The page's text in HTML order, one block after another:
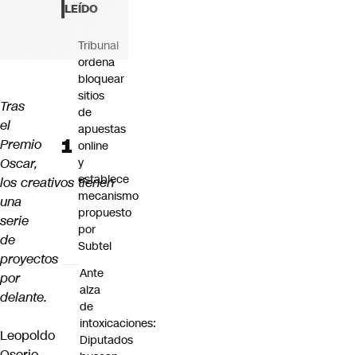
Tras
el
Premio
Oscar,
los creativos tienen
una
serie
de
proyectos
por
delante.
Leopoldo
LEÍDO
Tribunal
ordena
bloquear
sitios
de
apuestas
online
y
establece
mecanismo
propuesto
por
Subtel
Ante
alza
de
intoxicaciones:
Diputados